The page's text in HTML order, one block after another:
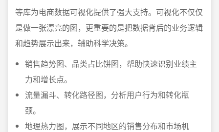
等库为电商数据可视化提供了强大支持。可视化不仅仅
是做一张漂亮的图，更重要的是把数据背后的业务逻辑
和趋势展示出来，辅助科学决策。
销售趋势图、品类占比饼图，帮助快速识别业绩主
力和增长点。
流量漏斗、转化路径图，分析用户行为和转化瓶
颈。
地理热力图，展示不同地区的销售分布和市场机